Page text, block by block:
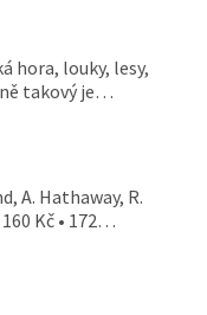
hora, louky, lesy,
takový je…
A. Hathaway, R.
Kč • 172…